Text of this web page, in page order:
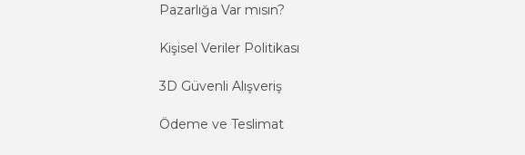
Pazarlığa Var mısın?
Kişisel Veriler Politikası
3D Güvenli Alışveriş
Ödeme ve Teslimat